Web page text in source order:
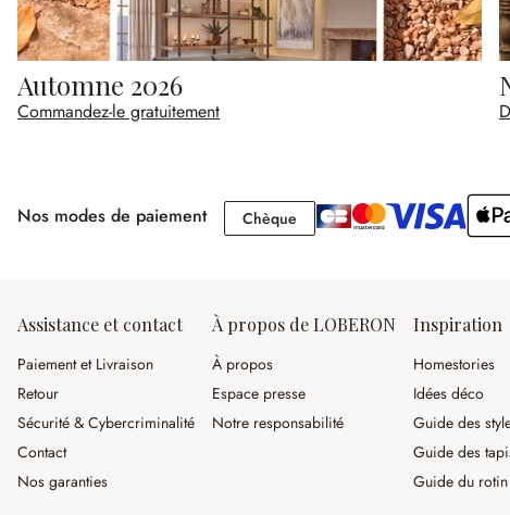
Automne 2026
Commandez-le gratuitement
Nos modes de paiement Chèque Chèque
Assistance et contact
Paiement et Livraison
Retour
Sécurité & Cybercriminalité
Contact
Nos garanties
À propos de LOBERON
À propos
Espace presse
Notre responsabilité
Inspiration
Homestories
Idées déco
Guide des
Guide des
Guide du rotin